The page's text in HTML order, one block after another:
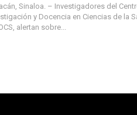
Sinaloa. – Investigadores del
y Docencia en Ciencias de la
alertan sobre...